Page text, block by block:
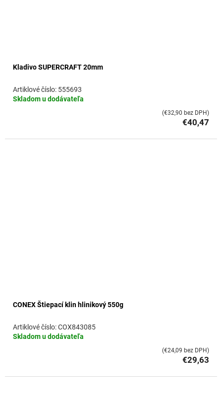
Kladivo SUPERCRAFT 20mm
Skladom u dodávateľa
555693
€40,47
(€32,90 bez DPH)
CONEX Štiepací klin hlinikový 550g
Skladom u dodávateľa
COX843085
€29,63
(€24,09 bez DPH)